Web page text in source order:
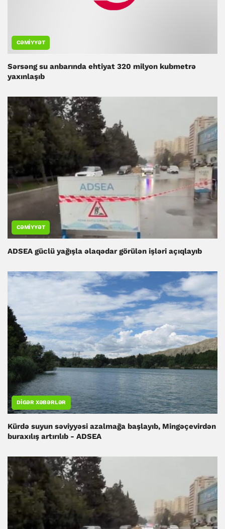
CƏMIYYƏT
Sərsəng su anbarında ehtiyat 320 milyon kubmetrə
yaxınlaşıb
CƏMIYYƏT
ADSEA güclü yağışla əlaqədar görülən işləri açıqlayıb
DIGƏR XƏBƏRLƏR
Kürdə suyun səviyyəsi azalmağa başlayıb, Mingəçevirdən
buraxılış artırılıb - ADSEA